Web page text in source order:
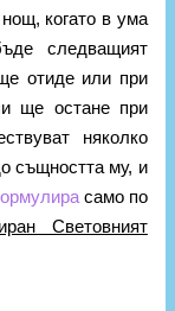
когато в ума
следващият
отиде или при
ще остане при
няколко
същността му, и
само по
Световният